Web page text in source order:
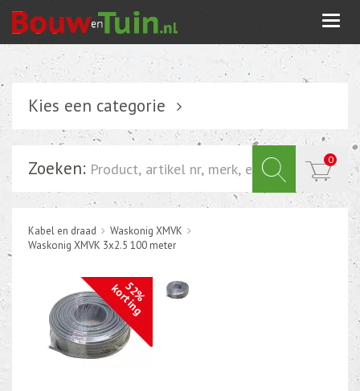
Kies een categorie
Verlichting
Inbouwdoos-kabeldoos
Tuin elektriciteit
Tuinverlichting
Grondspots met geïntrigeerde LED of energie zuinige
Zoeken: 0
Kabel en draad
Waskonig XMVK
Waskonig XMVK 3x2.5 100 meter
52%
korting